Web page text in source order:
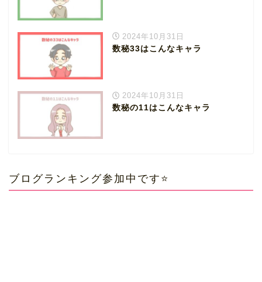
2024年10月31日
数秘33はこんなキャラ
2024年10月31日
数秘の11はこんなキャラ
ブログランキング参加中です⭐️